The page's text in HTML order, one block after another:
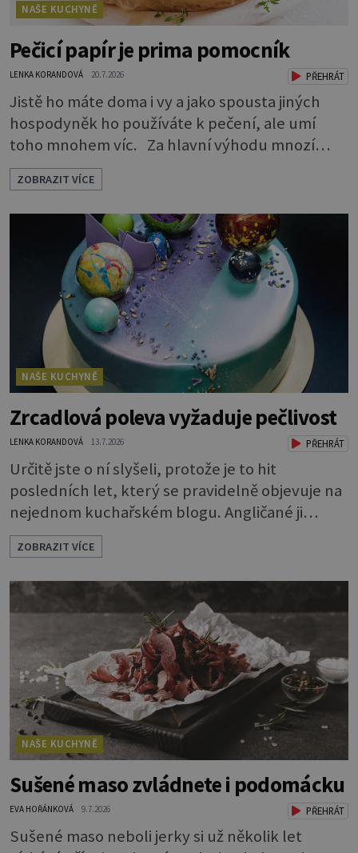
NAŠE KUCHYNĚ
Pečicí papír je prima pomocník
LENKA KORANDOVÁ 20.7.2026 PŘEHRÁT
Jistě ho máte doma i vy a jako spousta jiných
hospodyněk ho používáte k pečení, ale umí
toho mnohem víc. Za hlavní výhodu mnozí
považují to, že nemusí vymazávat plech, ať už
pečou moučníky nebo nějaký druh slaného
pečiva. Ale to zdaleka není všechno. Papír se dá
použít na vyložení jakékoliv nádoby, když
nechceme, aby se její obsah přichytil na stěnu a
připálil. Například když pečete v
ZOBRAZIT VÍCE
NAŠE KUCHYNĚ
Zrcadlová poleva vyžaduje pečlivost
LENKA KORANDOVÁ 13.7.2026 PŘEHRÁT
Určitě jste o ní slyšeli, protože je to hit
posledních let, který se pravidelně objevuje na
nejednom kuchařském blogu. Angličané ji
nazývají mirror glaze, tedy zrcadlová poleva, a
opravdu se jako zrcadlo blyští. Pokud vás
napadlo, že byste si ji také rádi zkusili, klidně se
do toho dejte. A jaký že zázrak způsobí, že
vytvoříte takový lesk? Vlastně je to jednoduché.
Dort musíte před politím pár
ZOBRAZIT VÍCE
NAŠE KUCHYNĚ
Sušené maso zvládnete i podomácku
EVA HOŘÁNKOVÁ 9.7.2026 PŘEHRÁT
Sušené maso neboli jerky si už několik let